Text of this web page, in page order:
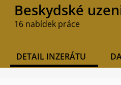
Beskydské
16 nabídek práce
DETAIL INZERÁTU